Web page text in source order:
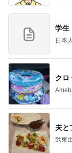
学生
日本人
クロ
夫と
武東